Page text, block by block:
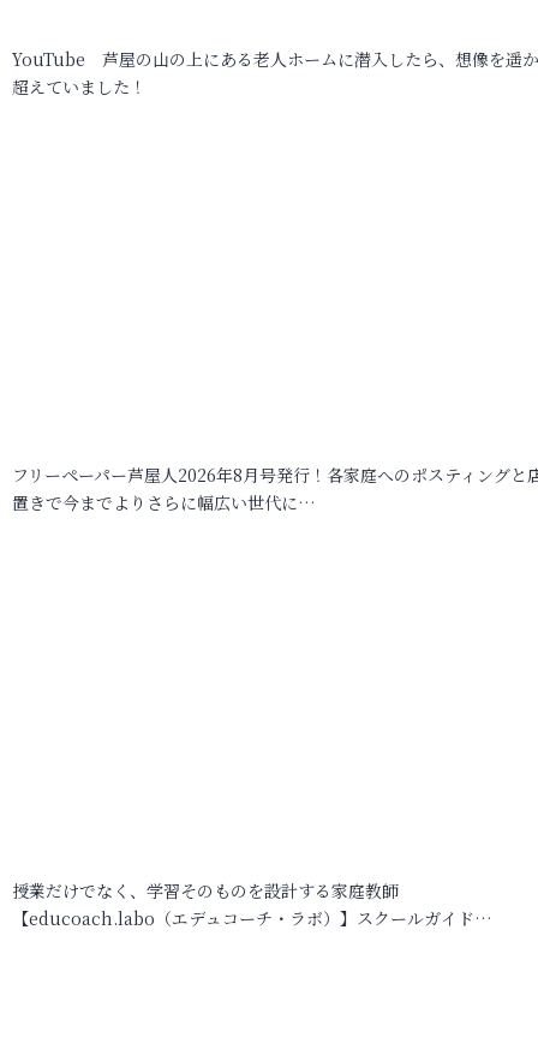
YouTube 芦屋の山の上にある老人ホームに潜入したら、想像を遥
超えていました！
フリーペーパー芦屋人2026年8月号発行！各家庭へのポスティングと
置きで今までよりさらに幅広い世代に…
授業だけでなく、学習そのものを設計する家庭教師
【educoach.labo（エデュコーチ・ラボ）】スクールガイド…